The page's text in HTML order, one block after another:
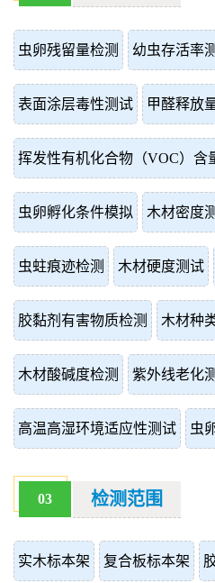
虫卵残留量检测 幼虫存活率
表面涂层毒性测试 甲醛释放
挥发性有机化合物（VOC）含
虫卵孵化条件模拟 木材密度
虫蛀痕迹检测 木材硬度测试
胶黏剂有害物质检测 木材种
木材酸碱度检测 紫外线老化
高温高湿环境适应性测试 虫
03 检测范围
实木标本架 复合板标本架